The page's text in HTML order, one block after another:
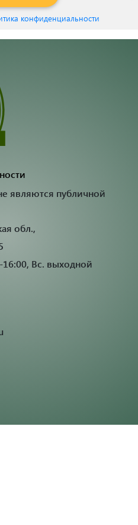
конфиденциальности
являются публичной
обл.,
16:00, Вс. выходной